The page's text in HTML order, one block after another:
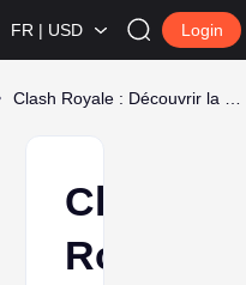
FR | USD Login
Clash
Royale